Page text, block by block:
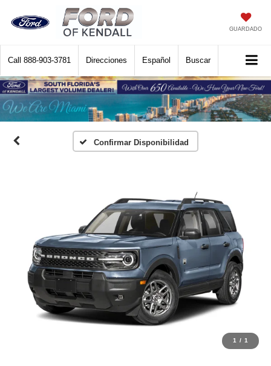
GUARDADO
Call 888-903-3781 Direcciones Español Buscar
Confirmar Disponibilidad
1 / 1